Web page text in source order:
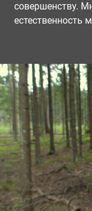
совершенству.
естественность